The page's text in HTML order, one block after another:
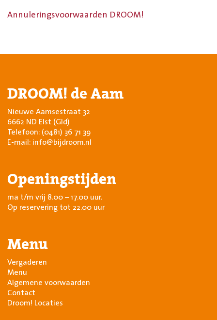
Annuleringsvoorwaarden DROOM!
DROOM! de Aam
Nieuwe Aamsestraat 32
6662 ND Elst (Gld)
Telefoon:(0481) 36 71 39
E-mail:info@bijdroom.nl
Openingstijden
ma t/m vrij 8.00 – 17.00 uur.
Op reservering tot 22.00 uur
Menu
Vergaderen
Menu
Algemene voorwaarden
Contact
Droom! Locaties